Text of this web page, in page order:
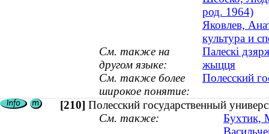
род. 1964)
Яковлев,
культура и
См. также на
другом языке:
Палескі
жыцця
См. также более
широкое понятие:
Полесский
[210] Полесский государственный
См. также:
Бухтик,